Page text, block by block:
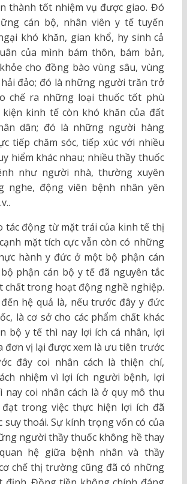
thành tốt nhiệm vụ được giao. Đó
cán bộ, nhân viên y tế tuyến
khó khăn, gian khổ, hy sinh cả
của mình bám thôn, bám bản,
cho đồng bào vùng sâu, vùng
đảo; đó là những người trăn trở
chế ra những loại thuốc tốt phù
kinh tế còn khó khăn của đất
dân; đó là những người hàng
tiếp chăm sóc, tiếp xúc với nhiều
hiểm khác nhau; nhiều thầy thuốc
như người nhà, thường xuyên
nghe, động viên bệnh nhân yên
tác động từ mặt trái của kinh tế thị
mặt tích cực vẫn còn có những
hành y đức ở một bộ phận cán
phận cán bộ y tế đã nguyên tắc
chất trong hoạt động nghề nghiệp.
hệ quả là, nếu trước đây y đức
là cơ sở cho các phẩm chất khác
bộ y tế thì nay lợi ích cá nhân, lợi
đơn vị lại được xem là ưu tiên trước
đây coi nhân cách là thiện chí,
nhiệm vì lợi ích người bệnh, lợi
nay coi nhân cách là ở quy mô thu
trong việc thực hiện lợi ích đã
suy thoái. Sự kính trọng vốn có của
người thầy thuốc không hề thay
hệ giữa bệnh nhân và thầy
chế thị trường cũng đã có những